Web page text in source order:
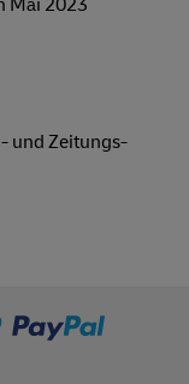
und Zeitungs-